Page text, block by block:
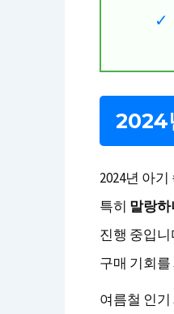
2024
2024년 아
특히 말랑하
진행 중입니
구매 기회
여름철 인기